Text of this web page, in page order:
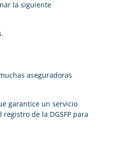
la siguiente
aseguradoras
garantice un servicio
de la DGSFP para